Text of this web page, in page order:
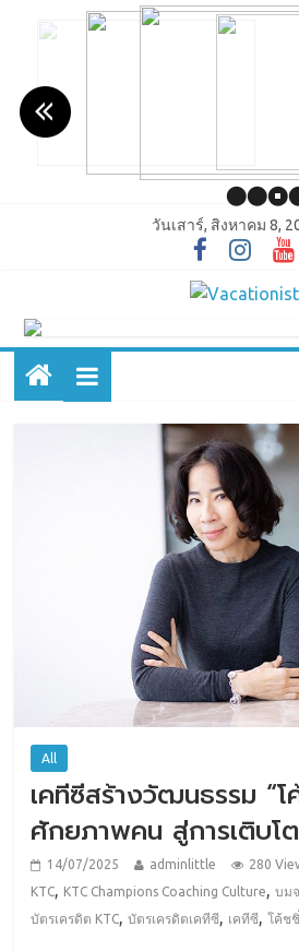
วันเสาร์, สิงหาคม 8,
All
เคทีซีสร้างวัฒนธรรม “
ศักยภาพคน สู่การเติบโ
14/07/2025 adminlittle 280
KTC, KTC Champions Coaching Culture,บม
บัตรเครดิต KTC,บัตรเครดิตเคทีซี, เคทีซี,โค้ช